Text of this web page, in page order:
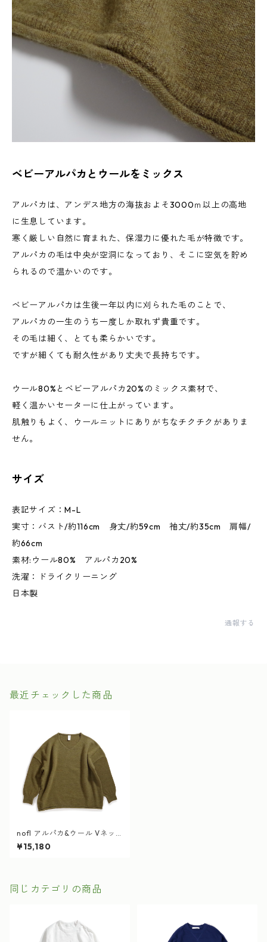
ベビーアルパカとウールをミックス
アルパカは、アンデス地方の海抜およそ3000ｍ以上の高地
に生息しています。
寒く厳しい自然に育まれた、保湿力に優れた毛が特徴です。
アルパカの毛は中央が空洞になっており、そこに空気を貯め
られるので温かいのです。
ベビーアルパカは生後一年以内に刈られた毛のことで、
アルパカの一生のうち一度しか取れず貴重です。
その毛は細く、とても柔らかいです。
ですが細くても耐久性があり丈夫で長持ちです。
ウール80%とベビーアルパカ20%のミックス素材で、
軽く温かいセーターに仕上がっています。
肌触りもよく、ウールニットにありがちなチクチクがありま
せん。
サイズ
表記サイズ：M-L
実寸：バスト/約116cm 身丈/約59cm 袖丈/約35cm 肩幅/
約66cm
素材:ウール80% アルパカ20%
洗濯：ドライクリーニング
日本製
通報する
最近チェックした商品
nofl アルパカ&ウール Vネッ
クプルオーバー カーキ
¥15,180
同じカテゴリの商品